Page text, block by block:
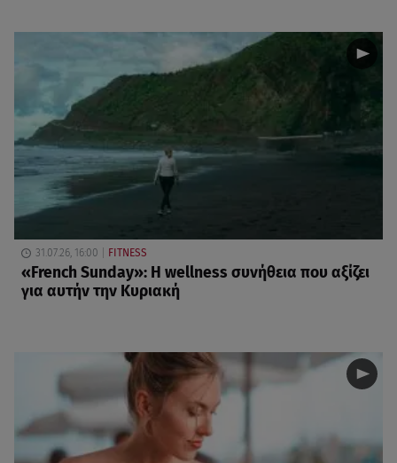
31.07.26, 16:00 FITNESS
«French Sunday»: Η wellness συνήθεια που αξίζει
για αυτήν την Κυριακή